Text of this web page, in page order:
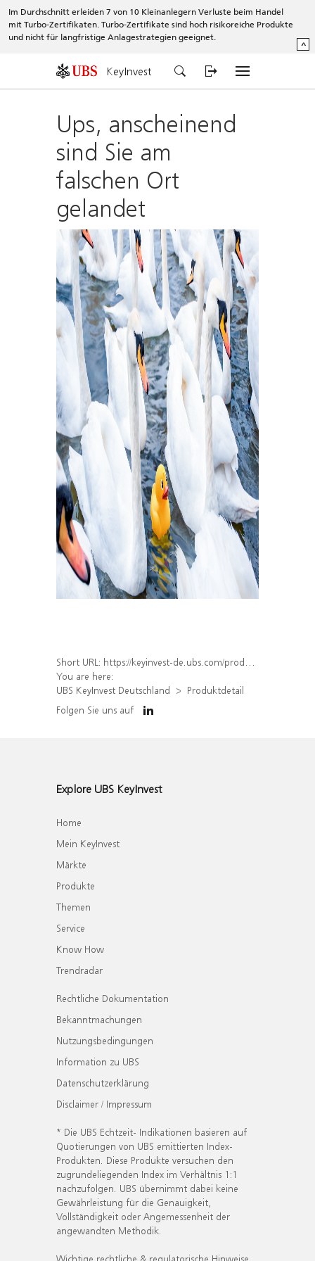
Im Durchschnitt erleiden 7 von 10 Kleinanlegern Verluste beim Handel
mit Turbo-Zertifikaten. Turbo-Zertifikate sind hoch risikoreiche Produkte
und nicht für langfristige Anlagestrategien geeignet.
^
KeyInvest
Ups, anscheinend
sind Sie am
falschen Ort
gelandet
Short URL: https://keyinvest-de.ubs.com/produkt/detail/index/isin/DE000WA8Y4M9
You are here:
UBS KeyInvest Deutschland
Produktdetail
Folgen Sie uns auf
Explore UBS KeyInvest
Home
Mein KeyInvest
Märkte
Produkte
Themen
Service
Know How
Trendradar
Rechtliche Dokumentation
Bekanntmachungen
Nutzungsbedingungen
Information zu UBS
Datenschutzerklärung
Disclaimer / Impressum
* Die UBS Echtzeit- Indikationen basieren auf
Quotierungen von UBS emittierten Index-
Produkten. Diese Produkte versuchen den
zugrundeliegenden Index im Verhältnis 1:1
nachzufolgen. UBS übernimmt dabei keine
Gewährleistung für die Genauigkeit,
Vollständigkeit oder Angemessenheit der
angewandten Methodik.